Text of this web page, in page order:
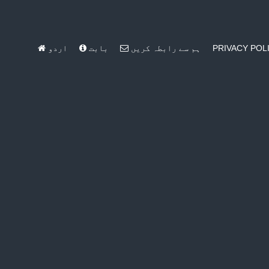
اردو بابت ہم سے رابطہ کریں PRIVACY